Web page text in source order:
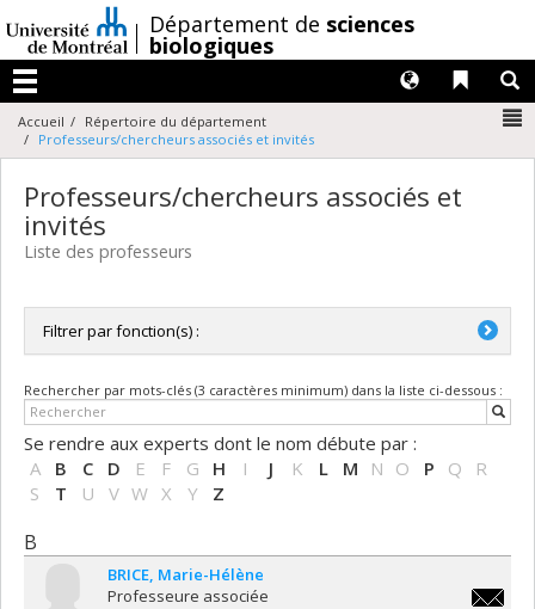
au
contenu
/Département de sciences
biologiques
Menu
Liens
Langues
Accueil
Répertoire du département
Professeurs/chercheurs associés et invités
Professeurs/chercheurs associés et
invités
Liste des professeurs
Filtrer par fonction(s) :
Chercheuse invitée / Chercheur invité
Professeure associée / Professeur associé
Professeure honoraire / Professeur honoraire
Professeure émérite / Professeur émérite
Rechercher par mots-clés (3 caractères minimum) dans la liste ci-dessous :
Se rendre aux experts dont le nom débute par :
A
B C D E F G H I J K L M N O P Q
R
S
T U V W X Y Z
B
BRICE Marie-Hélène
Professeure associée